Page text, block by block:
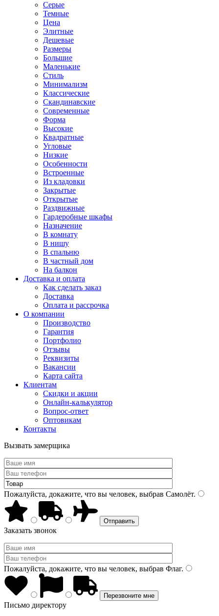
Серые
Темные
Цена
Элитные
Дешевые
Размеры
Большие
Маленькие
Стиль
Минимализм
Классические
Скандинавские
Современные
Форма
Высокие
Квадратные
Угловые
Низкие
Особенности
Встроенные
Из кладовки
Закрытые
Открытые
Раздвижные
Гардеробные шкафы
Назначение
В комнату
В нишу
В спальню
В частный дом
На балкон
Доставка и оплата
Как сделать заказ
Доставка
Оплата и рассрочка
О компании
Производство
Гарантия
Портфолио
Отзывы
Реквизиты
Вакансии
Карта сайта
Клиентам
Скидки и акции
Онлайн-калькулятор
Вопрос-ответ
Оптовикам
Контакты
Вызвать замерщика
Пожалуйста, докажите, что вы человек, выбрав Самолёт.
Заказать звонок
Пожалуйста, докажите, что вы человек, выбрав Флаг.
Письмо директору